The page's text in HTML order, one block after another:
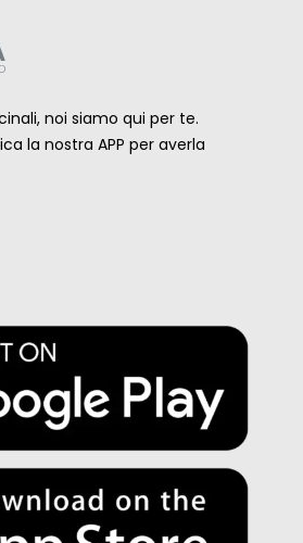
noi siamo qui per te.
la nostra APP per averla